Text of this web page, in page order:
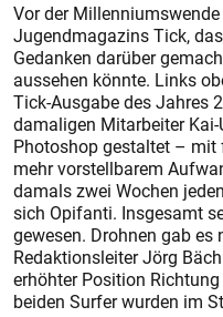
Vor der
Jugendmagazins Tick,
Gedanken darüber
aussehen könnte. Links
Tick-Ausgabe des Jahres
damaligen Mitarbeiter
Photoshop gestaltet – mit
mehr vorstellbarem
damals zwei Wochen
sich Opifanti. Insgesamt
gewesen. Drohnen gab
Redaktionsleiter Jörg
erhöhter Position
beiden Surfer wurden im